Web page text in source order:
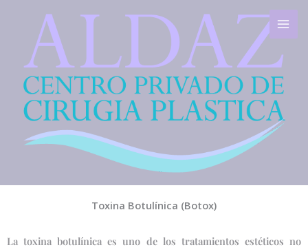
contenido
Toxina Botulínica (Botox)
La toxina botulínica es uno de los tratamientos estéticos no